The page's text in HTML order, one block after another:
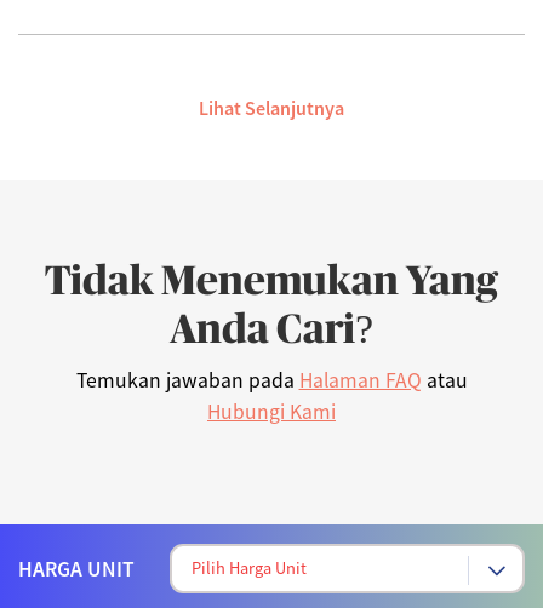
Lihat Selanjutnya
Tidak Menemukan Yang
Anda Cari?
Temukan jawaban pada Halaman FAQ atau
Hubungi Kami
HARGA UNIT